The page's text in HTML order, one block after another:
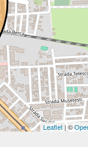
Leaflet| ©